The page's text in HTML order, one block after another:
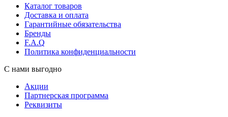
Каталог товаров
Доставка и оплата
Гарантийные обязательства
Бренды
F.A.Q
Политика конфиденциальности
С нами выгодно
Акции
Партнерская программа
Реквизиты